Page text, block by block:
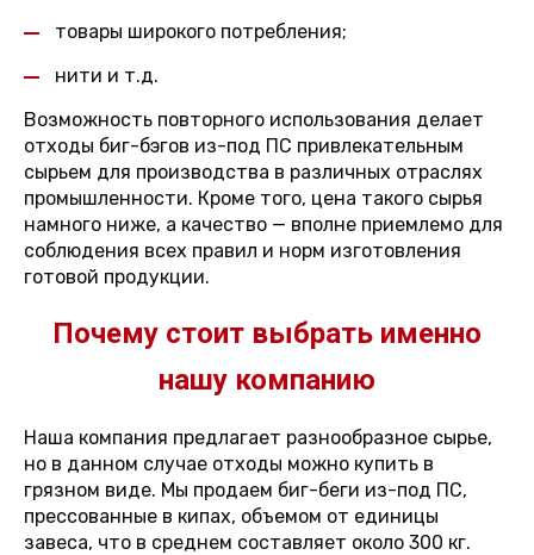
товары широкого потребления;
нити и т.д.
Возможность повторного использования делает
отходы биг-бэгов из-под ПС привлекательным
сырьем для производства в различных отраслях
промышленности. Кроме того, цена такого сырья
намного ниже, а качество — вполне приемлемо для
соблюдения всех правил и норм изготовления
готовой продукции.
Почему стоит выбрать именно
нашу компанию
Наша компания предлагает разнообразное сырье,
но в данном случае отходы можно купить в
грязном виде. Мы продаем биг-беги из-под ПС,
прессованные в кипах, объемом от единицы
завеса, что в среднем составляет около 300 кг.